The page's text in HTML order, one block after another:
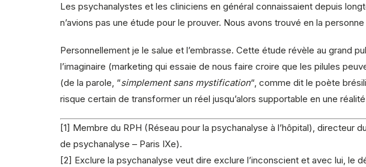
Les psychanalystes et les cliniciens en général connaissaient depuis
n’avions pas une étude pour le prouver. Nous avons trouvé en la
Personnellement je le salue et l’embrasse. Cette étude révèle au grand
l’imaginaire (marketing qui essaie de nous faire croire que les pilules
(de la parole, “simplement sans mystification“, comme dit le poète
risque certain de transformer un réel jusqu’alors supportable en une
[1] Membre du RPH (Réseau pour la psychanalyse à l’hôpital), directeur
de psychanalyse – Paris IXe).
[2] Exclure la psychanalyse veut dire exclure l’inconscient et avec lui, le